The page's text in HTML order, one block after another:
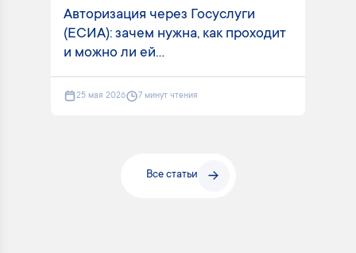
Авторизация через Госуслуги
(ЕСИА): зачем нужна, как проходит
и можно ли ей...
25 мая 2026 7 минут чтения
Все статьи